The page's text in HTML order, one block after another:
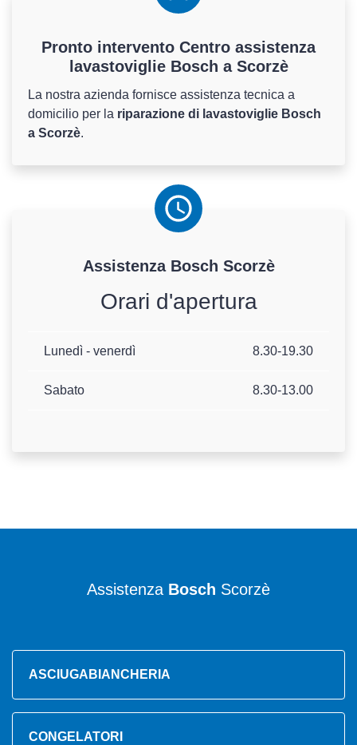
Pronto intervento Centro assistenza
lavastoviglie Bosch a Scorzè
La nostra azienda fornisce assistenza tecnica a
domicilio per la riparazione di lavastoviglie Bosch
a Scorzè.
Assistenza Bosch Scorzè
Orari d'apertura
Lunedì - venerdì 8.30-19.30
Sabato 8.30-13.00
Assistenza Bosch Scorzè
ASCIUGABIANCHERIA
CONGELATORI